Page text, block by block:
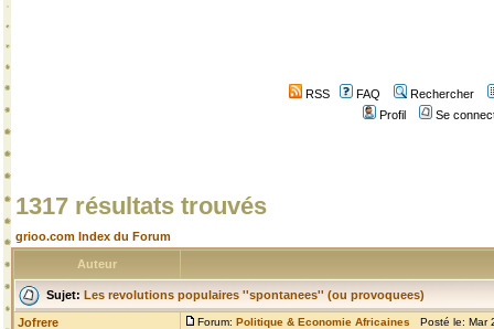
RSS FAQ
Rechercher
Profil
Se
1317 résultats trouvés
grioo.com Index du Forum
Auteur
Sujet: Les revolutions populaires ''spontanees'' (ou provoquees)
Jofrere Forum: Politique & Economie Africaines Posté le: Mar